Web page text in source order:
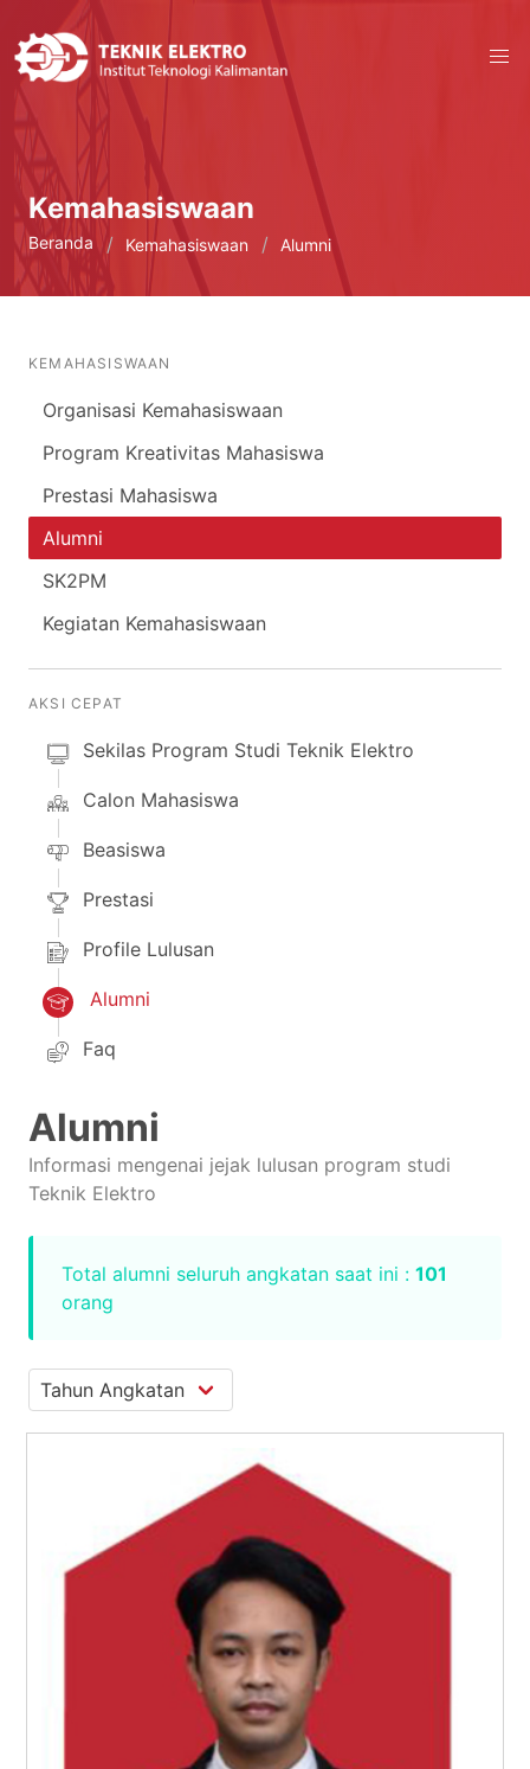
Kemahasiswaan
Beranda Kemahasiswaan Alumni
KEMAHASISWAAN
Organisasi Kemahasiswaan
Program Kreativitas Mahasiswa
Prestasi Mahasiswa
Alumni
SK2PM
Kegiatan Kemahasiswaan
AKSI CEPAT
Sekilas Program Studi Teknik Elektro
Calon Mahasiswa
Beasiswa
Prestasi
Profile Lulusan
Alumni
Faq
Alumni
Informasi mengenai jejak lulusan program studi
Teknik Elektro
Total alumni seluruh angkatan saat ini : 101
orang